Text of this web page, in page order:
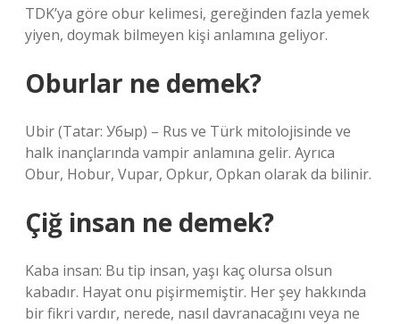
TDK’ya göre obur kelimesi, gereğinden fazla yemek
yiyen, doymak bilmeyen kişi anlamına geliyor.
Oburlar ne demek?
Ubir (Tatar: Убыр) – Rus ve Türk mitolojisinde ve
halk inançlarında vampir anlamına gelir. Ayrıca
Obur, Hobur, Vupar, Opkur, Opkan olarak da bilinir.
Çiğ insan ne demek?
Kaba insan: Bu tip insan, yaşı kaç olursa olsun
kabadır. Hayat onu pişirmemiştir. Her şey hakkında
bir fikri vardır, nerede, nasıl davranacağını veya ne